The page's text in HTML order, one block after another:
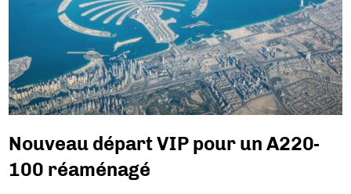
Nouveau départ VIP pour un A220-
100 réaménagé